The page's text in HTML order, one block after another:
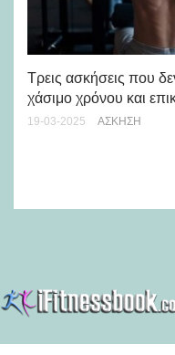
Τρεις ασκήσεις που
χάσιμο χρόνου και
19-03-2025 ΆΣΚΗΣΗ